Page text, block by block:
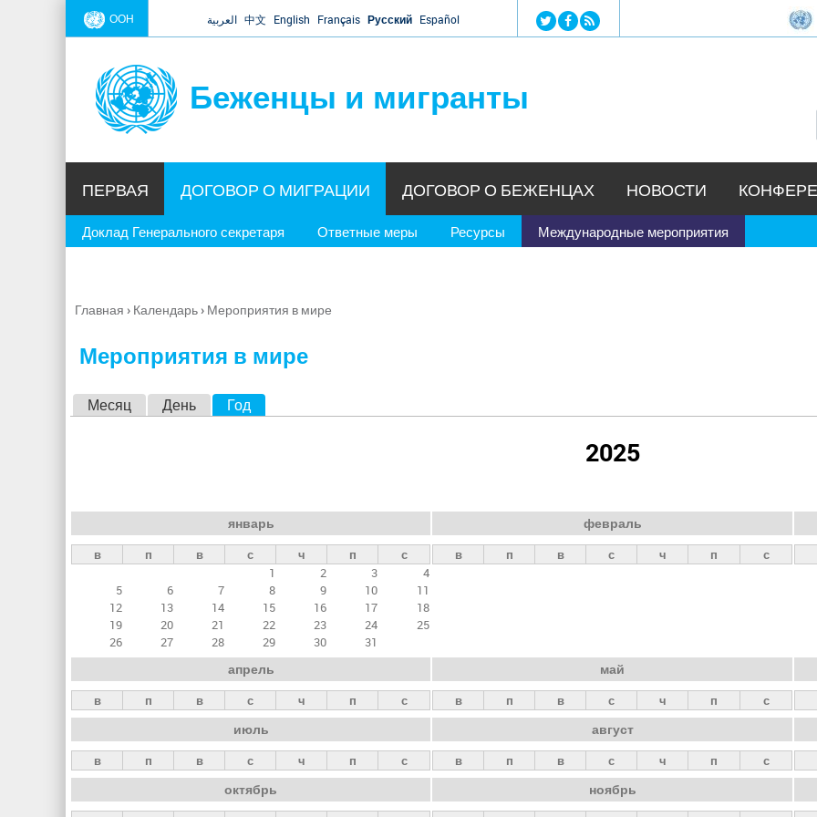
Jump to navigation
ООН العربية 中文 English Français Русский Español
Беженцы и мигранты
ПЕРВАЯ ДОГОВОР О МИГРАЦИИ
Доклад Генерального секретаря Ответные меры Ресурсы Международные мероприятия
ДОГОВОР О БЕЖЕНЦАХ НОВОСТИ
Вы
Главная › Календарь› Мероприятия в мире
Мероприятия в мире
н
ы
е
а
д
к
и
Месяц День Год
2025
январь
в п в с ч п
с
1
2 3
4
5
6 7 8 9 10
11
12
13 14 15 16 17
18
19
20 21 22 23 24
25
26
27 28 29 30 31
февраль
в п в с ч п с
апрель
в п в с ч п с
май
в п в с ч п с
июль
в п в с ч п с
август
в п в с ч п с
октябрь ноябрь